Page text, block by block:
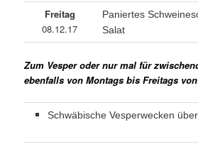
Freitag
08.12.17
Paniertes
Salat
Zum Vesper oder nur mal für
ebenfalls von Montags bis Freitags von
Schwäbische Vesperwecken